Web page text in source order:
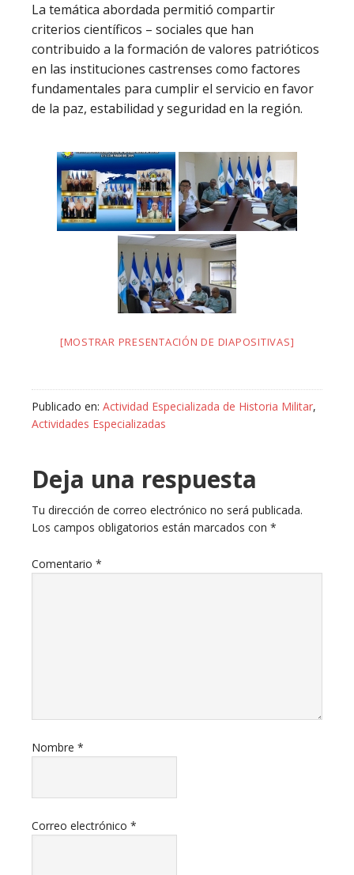
La temática abordada permitió compartir
criterios científicos – sociales que han
contribuido a la formación de valores patrióticos
en las instituciones castrenses como factores
fundamentales para cumplir el servicio en favor
de la paz, estabilidad y seguridad en la región.
[MOSTRAR PRESENTACIÓN DE DIAPOSITIVAS]
Publicado en: Actividad Especializada de Historia Militar,
Actividades Especializadas
Deja una respuesta
Tu dirección de correo electrónico no será publicada.
Los campos obligatorios están marcados con *
Comentario *
Nombre *
Correo electrónico *